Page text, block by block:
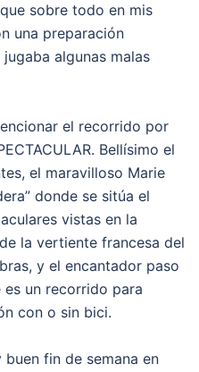
sobre todo en mis
una preparación
algunas malas
el recorrido por
Bellísimo el
el maravilloso Marie
donde se sitúa el
vistas en la
la vertiente francesa del
y el encantador paso
un recorrido para
con o sin bici.
buen fin de semana en